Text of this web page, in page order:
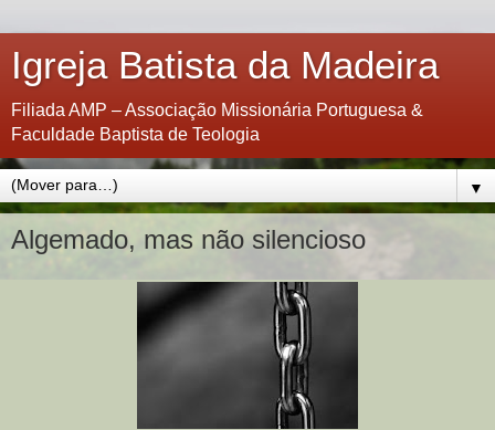
Igreja Batista da Madeira
Filiada AMP – Associação Missionária Portuguesa &
Faculdade Baptista de Teologia
▼
Algemado, mas não silencioso